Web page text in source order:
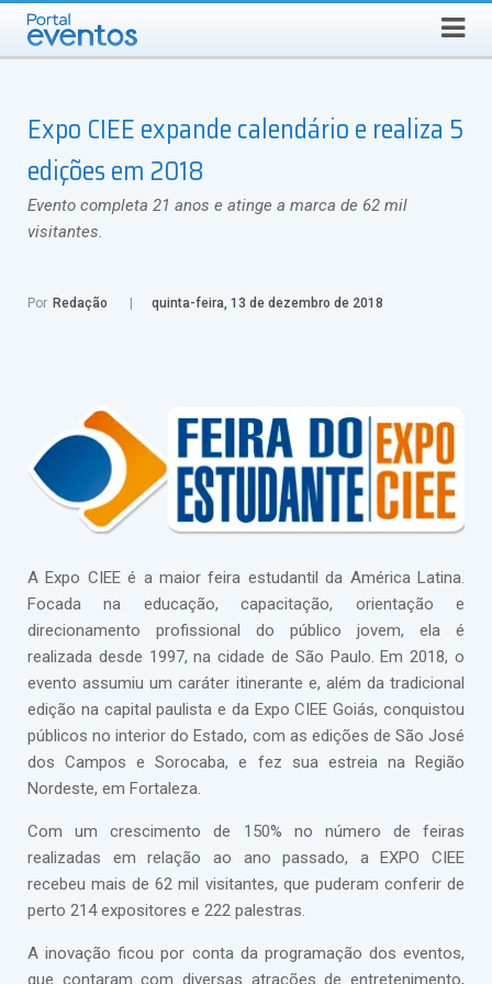
SEGUNDA-FEIRA, 10 DE AGOSTO DE 2026 Select Language ▼
Expo CIEE expande calendário e realiza 5
edições em 2018
Evento completa 21 anos e atinge a marca de 62 mil
visitantes.
Por Redação quinta-feira, 13 de dezembro de 2018
A Expo CIEE é a maior feira estudantil da América Latina.
Focada na educação, capacitação, orientação e
direcionamento profissional do público jovem, ela é
realizada desde 1997, na cidade de São Paulo. Em 2018, o
evento assumiu um caráter itinerante e, além da tradicional
edição na capital paulista e da Expo CIEE Goiás, conquistou
públicos no interior do Estado, com as edições de São José
dos Campos e Sorocaba, e fez sua estreia na Região
Nordeste, em Fortaleza.
Com um crescimento de 150% no número de feiras
realizadas em relação ao ano passado, a EXPO CIEE
recebeu mais de 62 mil visitantes, que puderam conferir de
perto 214 expositores e 222 palestras.
A inovação ficou por conta da programação dos eventos,
que contaram com diversas atrações de entretenimento,